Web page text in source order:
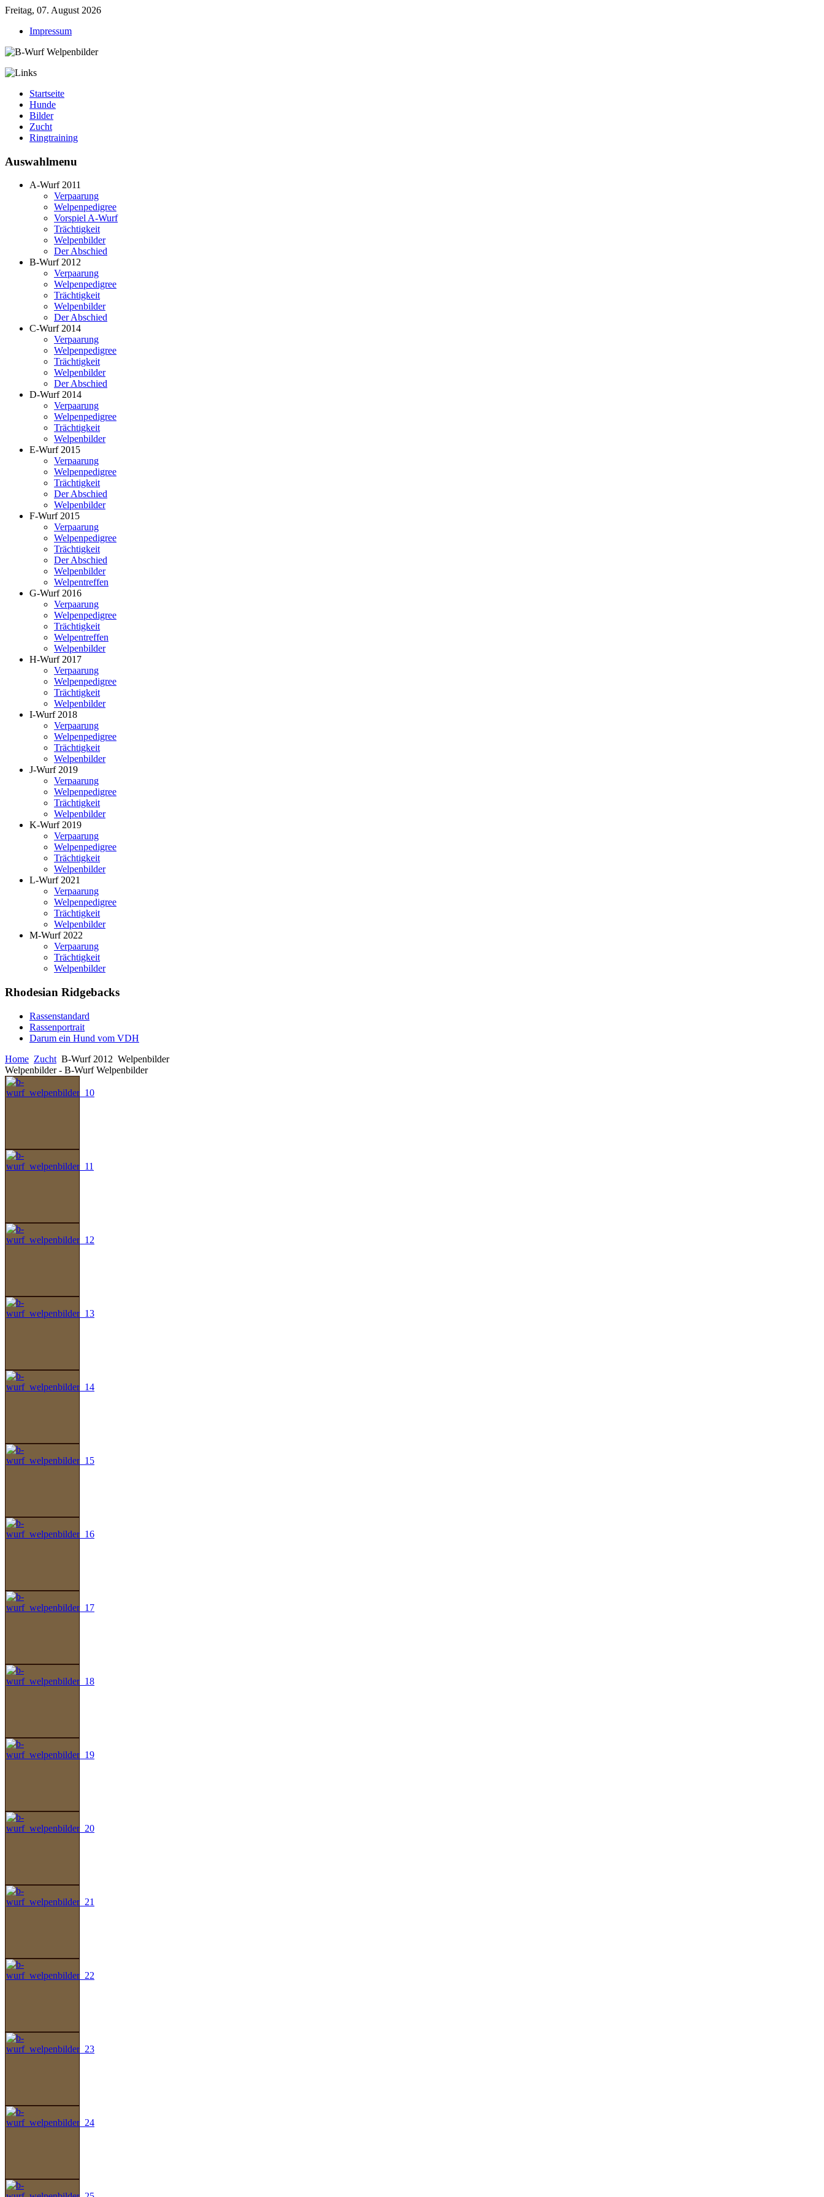
Freitag, 07. August 2026
Impressum
Startseite
Hunde
Bilder
Zucht
Ringtraining
Auswahlmenu
A-Wurf 2011
Verpaarung
Welpenpedigree
Vorspiel A-Wurf
Trächtigkeit
Welpenbilder
Der Abschied
B-Wurf 2012
Verpaarung
Welpenpedigree
Trächtigkeit
Welpenbilder
Der Abschied
C-Wurf 2014
Verpaarung
Welpenpedigree
Trächtigkeit
Welpenbilder
Der Abschied
D-Wurf 2014
Verpaarung
Welpenpedigree
Trächtigkeit
Welpenbilder
E-Wurf 2015
Verpaarung
Welpenpedigree
Trächtigkeit
Der Abschied
Welpenbilder
F-Wurf 2015
Verpaarung
Welpenpedigree
Trächtigkeit
Der Abschied
Welpenbilder
Welpentreffen
G-Wurf 2016
Verpaarung
Welpenpedigree
Trächtigkeit
Welpentreffen
Welpenbilder
H-Wurf 2017
Verpaarung
Welpenpedigree
Trächtigkeit
Welpenbilder
I-Wurf 2018
Verpaarung
Welpenpedigree
Trächtigkeit
Welpenbilder
J-Wurf 2019
Verpaarung
Welpenpedigree
Trächtigkeit
Welpenbilder
K-Wurf 2019
Verpaarung
Welpenpedigree
Trächtigkeit
Welpenbilder
L-Wurf 2021
Verpaarung
Welpenpedigree
Trächtigkeit
Welpenbilder
M-Wurf 2022
Verpaarung
Trächtigkeit
Welpenbilder
Rhodesian Ridgebacks
Rassenstandard
Rassenportrait
Darum ein Hund vom VDH
Home Zucht B-Wurf 2012 Welpenbilder
Welpenbilder - B-Wurf Welpenbilder